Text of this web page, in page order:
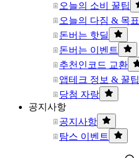
오늘의 소비 꿀팁
오늘의 다짐 & 목표
돈버는 핫딜
돈버는 이벤트
추천인코드 교환
앱테크 정보 & 꿀팁
당첨 자랑
공지사항
공지사항
탐스 이벤트